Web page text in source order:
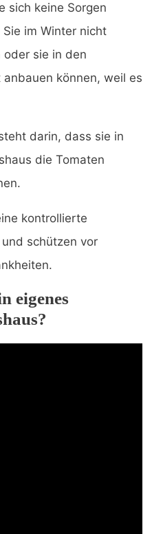
sich keine Sorgen
im Winter nicht
oder sie in den
können, weil es
darin, dass sie in
die Tomaten
kontrollierte
schützen vor
eigenes